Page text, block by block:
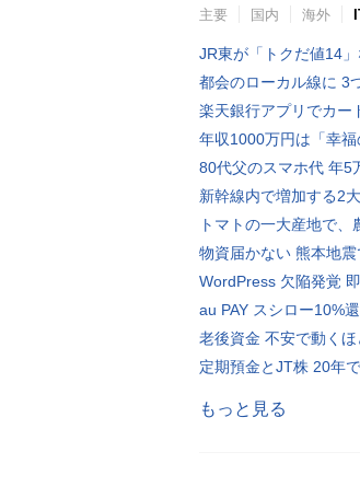
主要 国内 海外
JR東が「トクだ値14
都会のローカル線に 3
楽天銀行アプリでカー
年収1000万円は「幸
80代父のスマホ代 年5
新幹線内で増加する2
トマトの一大産地で、
物資届かない 熊本地震
WordPress 欠陥発覚
au PAY スシロー10%
老後資金 不安で動く
定期預金とJT株 20年
もっと見る